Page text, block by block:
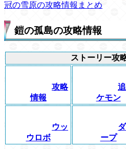
冠の雪原の攻略情報まとめ
鎧の孤島の攻略情報
ストーリー攻
攻略
情報
ケモン
ウッ
ウロボ
ープ